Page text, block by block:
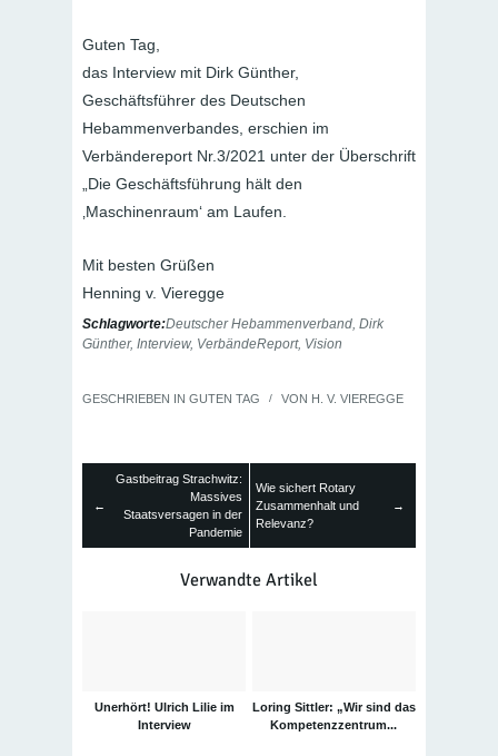
Guten Tag,
das Interview mit Dirk Günther,
Geschäftsführer des Deutschen
Hebammenverbandes, erschien im
Verbändereport Nr.3/2021 unter der Überschrift
„Die Geschäftsführung hält den
‚Maschinenraum‘ am Laufen.
Mit besten Grüßen
Henning v. Vieregge
Schlagworte:Deutscher Hebammenverband, Dirk
Günther, Interview, VerbändeReport, Vision
GESCHRIEBEN IN GUTEN TAG / VON H. V. VIEREGGE
←
Gastbeitrag Strachwitz:
Massives
Staatsversagen in der
Pandemie
Wie sichert Rotary
Zusammenhalt und
Relevanz?
→
Verwandte Artikel
Unerhört! Ulrich Lilie im
Interview
Loring Sittler: „Wir sind das
Kompetenzzentrum...